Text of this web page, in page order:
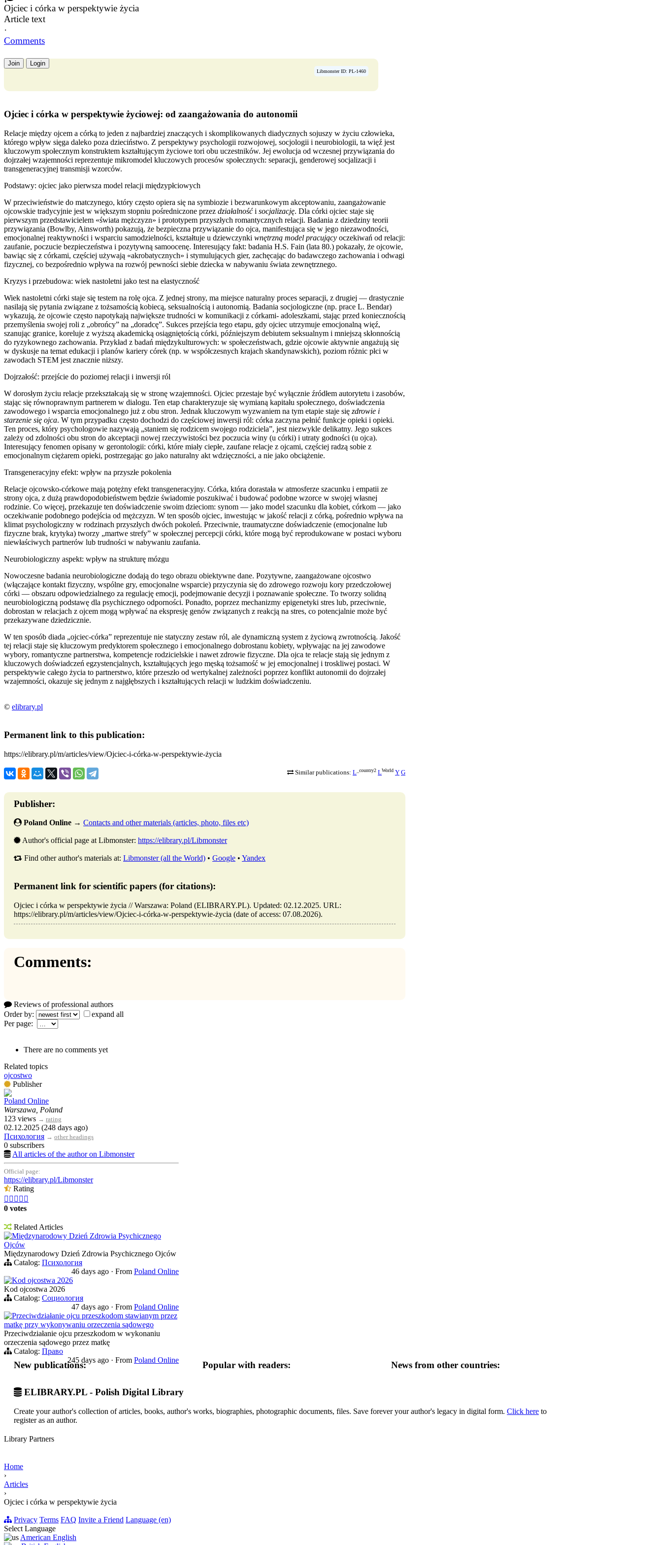
Ojciec i córka w perspektywie życia
Article text
·
Comments
Join Login
Libmonster ID: PL-1460
Ojciec i córka w perspektywie życiowej: od zaangażowania do autonomii
Relacje między ojcem a córką to jeden z najbardziej znaczących i skomplikowanych diadycznych sojuszy w życiu człowieka,
którego wpływ sięga daleko poza dzieciństwo. Z perspektywy psychologii rozwojowej, socjologii i neurobiologii, ta więź jest
kluczowym społecznym konstruktem kształtującym życiowe tori obu uczestników. Jej ewolucja od wczesnej przywiązania do
dojrzałej wzajemności reprezentuje mikromodel kluczowych procesów społecznych: separacji, genderowej socjalizacji i
transgeneracyjnej transmisji wzorców.
Podstawy: ojciec jako pierwsza model relacji międzypłciowych
W przeciwieństwie do matczynego, który często opiera się na symbiozie i bezwarunkowym akceptowaniu, zaangażowanie
ojcowskie tradycyjnie jest w większym stopniu pośredniczone przez działalnośći socjalizację. Dla córki ojciec staje się
pierwszym przedstawicielem «świata mężczyzn» i prototypem przyszłych romantycznych relacji. Badania z dziedziny teorii
przywiązania (Bowlby, Ainsworth) pokazują, że bezpieczna przywiązanie do ojca, manifestująca się w jego niezawodności,
emocjonalnej reaktywności i wsparciu samodzielności, kształtuje u dziewczynki wnętrzną model pracujący oczekiwań od relacji:
zaufanie, poczucie bezpieczeństwa i pozytywną samoocenę. Interesujący fakt: badania H.S. Fain (lata 80.) pokazały, że ojcowie,
bawiąc się z córkami, częściej używają «akrobatycznych» i stymulujących gier, zachęcając do badawczego zachowania i odwagi
fizycznej, co bezpośrednio wpływa na rozwój pewności siebie dziecka w nabywaniu świata zewnętrznego.
Kryzys i przebudowa: wiek nastoletni jako test na elastyczność
Wiek nastoletni córki staje się testem na rolę ojca. Z jednej strony, ma miejsce naturalny proces separacji, z drugiej — drastycznie
nasilają się pytania związane z tożsamością kobiecą, seksualnością i autonomią. Badania socjologiczne (np. prace L. Bendar)
wykazują, że ojcowie często napotykają największe trudności w komunikacji z córkami- adoleszkami, stając przed koniecznością
przemyślenia swojej roli z „obrońcy” na „doradcę”. Sukces przejścia tego etapu, gdy ojciec utrzymuje emocjonalną więź,
szanując granice, koreluje z wyższą akademicką osiągniętością córki, późniejszym debiutem seksualnym i mniejszą skłonnością
do ryzykownego zachowania. Przykład z badań międzykulturowych: w społeczeństwach, gdzie ojcowie aktywnie angażują się
w dyskusje na temat edukacji i planów kariery córek (np. w współczesnych krajach skandynawskich), poziom różnic płci w
zawodach STEM jest znacznie niższy.
Dojrzałość: przejście do poziomej relacji i inwersji ról
W dorosłym życiu relacje przekształcają się w stronę wzajemności. Ojciec przestaje być wyłącznie źródłem autorytetu i zasobów,
stając się równoprawnym partnerem w dialogu. Ten etap charakteryzuje się wymianą kapitału społecznego, doświadczenia
zawodowego i wsparcia emocjonalnego już z obu stron. Jednak kluczowym wyzwaniem na tym etapie staje się zdrowie i
starzenie się ojca. W tym przypadku często dochodzi do częściowej inwersji ról: córka zaczyna pełnić funkcje opieki i opieki.
Ten proces, który psychologowie nazywają „staniem się rodzicem swojego rodziciela”, jest niezwykle delikatny. Jego sukces
zależy od zdolności obu stron do akceptacji nowej rzeczywistości bez poczucia winy (u córki) i utraty godności (u ojca).
Interesujący fenomen opisany w gerontologii: córki, które miały ciepłe, zaufane relacje z ojcami, częściej radzą sobie z
emocjonalnym ciężarem opieki, postrzegając go jako naturalny akt wdzięczności, a nie jako obciążenie.
Transgeneracyjny efekt: wpływ na przyszłe pokolenia
Relacje ojcowsko-córkowe mają potężny efekt transgeneracyjny. Córka, która dorastała w atmosferze szacunku i empatii ze
strony ojca, z dużą prawdopodobieństwem będzie świadomie poszukiwać i budować podobne wzorce w swojej własnej
rodzinie. Co więcej, przekazuje ten doświadczenie swoim dzieciom: synom — jako model szacunku dla kobiet, córkom — jako
oczekiwanie podobnego podejścia od mężczyzn. W ten sposób ojciec, inwestując w jakość relacji z córką, pośrednio wpływa na
klimat psychologiczny w rodzinach przyszłych dwóch pokoleń. Przeciwnie, traumatyczne doświadczenie (emocjonalne lub
fizyczne brak, krytyka) tworzy „martwe strefy” w społecznej percepcji córki, które mogą być reprodukowane w postaci wyboru
niewłaściwych partnerów lub trudności w nabywaniu zaufania.
Neurobiologiczny aspekt: wpływ na strukturę mózgu
Nowoczesne badania neurobiologiczne dodają do tego obrazu obiektywne dane. Pozytywne, zaangażowane ojcostwo
(włączające kontakt fizyczny, wspólne gry, emocjonalne wsparcie) przyczynia się do zdrowego rozwoju kory przedczołowej
córki — obszaru odpowiedzialnego za regulację emocji, podejmowanie decyzji i poznawanie społeczne. To tworzy solidną
neurobiologiczną podstawę dla psychicznego odporności. Ponadto, poprzez mechanizmy epigenetyki stres lub, przeciwnie,
dobrostan w relacjach z ojcem mogą wpływać na ekspresję genów związanych z reakcją na stres, co potencjalnie może być
przekazywane dziedzicznie.
W ten sposób diada „ojciec-córka” reprezentuje nie statyczny zestaw ról, ale dynamiczną system z życiową zwrotnością. Jakość
tej relacji staje się kluczowym predyktorem społecznego i emocjonalnego dobrostanu kobiety, wpływając na jej zawodowe
wybory, romantyczne partnerstwa, kompetencje rodzicielskie i nawet zdrowie fizyczne. Dla ojca te relacje stają się jednym z
kluczowych doświadczeń egzystencjalnych, kształtujących jego męską tożsamość w jej emocjonalnej i troskliwej postaci. W
perspektywie całego życia to partnerstwo, które przeszło od wertykalnej zależności poprzez konflikt autonomii do dojrzałej
wzajemności, okazuje się jednym z najgłębszych i kształtujących relacji w ludzkim doświadczeniu.
© elibrary.pl
Permanent link to this publication:
https://elibrary.pl/m/articles/view/Ojciec-i-córka-w-perspektywie-życia
Similar publications: L _country2 LWorld Y G
Publisher:
Poland Online → Contacts and other materials (articles, photo, files etc)
Author's official page at Libmonster: https://elibrary.pl/Libmonster
Find other author's materials at: Libmonster (all the World) • Google • Yandex
Permanent link for scientific papers (for citations):
Ojciec i córka w perspektywie życia // Warszawa: Poland (ELIBRARY.PL). Updated: 02.12.2025. URL:
https://elibrary.pl/m/articles/view/Ojciec-i-córka-w-perspektywie-życia (date of access: 07.08.2026).
Comments:
Reviews of professional authors
Order by:
expand all
Per page:
There are no comments yet
Related topics
ojcostwo
Publisher
Poland Online
Warszawa, Poland
123 views → rating
02.12.2025 (248 days ago)
Психология → other headings
0 subscribers
All articles of the author on Libmonster
Official page:
https://elibrary.pl/Libmonster
Rating
    
0 votes
Related Articles
Międzynarodowy Dzień Zdrowia Psychicznego
Ojców
Międzynarodowy Dzień Zdrowia Psychicznego Ojców
Catalog: Психология
46 days ago · From Poland Online
Kod ojcostwa 2026
Kod ojcostwa 2026
Catalog: Социология
47 days ago · From Poland Online
Przeciwdziałanie ojcu przeszkodom stawianym przez
matkę przy wykonywaniu orzeczenia sądowego
Przeciwdziałanie ojcu przeszkodom w wykonaniu
orzeczenia sądowego przez matkę
Catalog: Право
245 days ago · From Poland Online
New publications: Popular with readers: News from other countries:
ELIBRARY.PL - Polish Digital Library
Create your author's collection of articles, books, author's works, biographies, photographic documents, files. Save forever your author's legacy in digital form. Click here to
register as an author.
Library Partners
Home
›
Articles
›
Ojciec i córka w perspektywie życia
Privacy Terms FAQ Invite a Friend Language (en)
Select Language
American English